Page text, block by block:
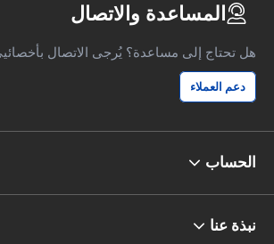
المساعدة والاتصال
هل تحتاج إلى مساعدة؟ يُرجى الاتصال بأخصائيي
دعم العملاء
الحساب
نبذة عنا